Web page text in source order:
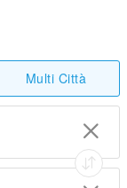
Multi Città